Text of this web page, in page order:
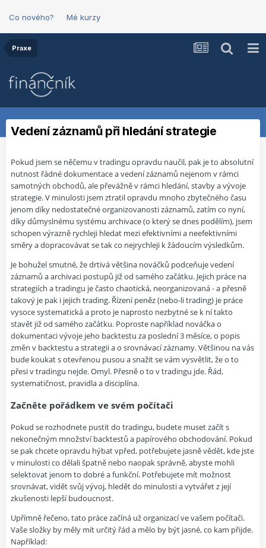
Co nového? Mé kurzy
Praxe
Vedení záznamů při hledání strategie
Pokud jsem se něčemu v tradingu opravdu naučil, pak je to absolutní
nutnost řádné dokumentace a vedení záznamů nejenom v rámci
samotných obchodů, ale převážně v rámci hledání, stavby a vývoje
strategie. V minulosti jsem ztratil opravdu mnoho zbytečného času
jenom díky nedostatečné organizovanosti záznamů, zatím co nyní,
díky důmyslnému systému archivace (o který se dnes podělím), jsem
schopen výrazně rychleji hledat mezi efektivními a neefektivními
směry a dopracovávat se tak co nejrychleji k žádoucím výsledkům.
Je bohužel smutné, že drtivá většina nováčků podceňuje vedení
záznamů a archivaci postupů již od samého začátku. Jejich práce na
strategiích a tradingu je často chaotická, neorganizovaná - a přesně
takový je pak i jejich trading. Řízení peněz (nebo-li trading) je práce
vysoce systematická a proto je naprosto nezbytné se k ní takto
stavět již od samého začátku. Poproste například nováčka o
dokumentaci vývoje jeho backtestu za poslední 3 měsíce, o popis
změn v backtestu a strategii a o srovnávací záznamy. Většinou na vás
bude koukat s otevřenou pusou a snažit se vám vysvětlit, že o to
přesi v tradingu nejde. Omyl. Přesně o to v tradingu jde. Řád,
systematičnost, pravidla a disciplína.
Začněte pořádkem ve svém počítači
Pokud se rozhodnete pustit do tradingu, budete muset začít s
nekonečným množství backtestů a papírového obchodování. Pokud
se pak chcete opravdu hýbat vpřed, potřebujete jasně vědět, kde jste
v minulosti co dělali špatně nebo naopak správně, abyste mohli
selektovat jenom to dobré a funkční. Potřebujete mít možnost
srovnávat, vidět svůj vývoj, hledět do minulosti a vytvářet z její
zkušenosti lepší budoucnost.
Upřímně řečeno, tato práce začíná už organizací ve vašem počítači.
Vaše složky by měly mít určitý řád a mělo by být jasné, co kam přijde.
Například: